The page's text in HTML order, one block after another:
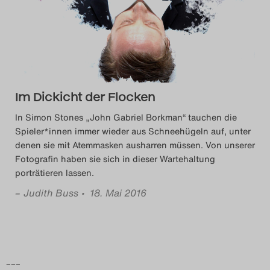
Das Theatertreffen-Blog
2014
Das Theatertreffen-Blog
2015
Das Theatertreffen-Blog
2016
Das Theatertreffen-Blog
Im Dickicht der Flocken
In Simon Stones „John Gabriel Borkman“ tauchen die
Spieler*innen immer wieder aus Schneehügeln auf, unter
denen sie mit Atemmasken ausharren müssen. Von unserer
Fotografin haben sie sich in dieser Wartehaltung
porträtieren lassen.
– Judith Buss • 18. Mai 2016
–––